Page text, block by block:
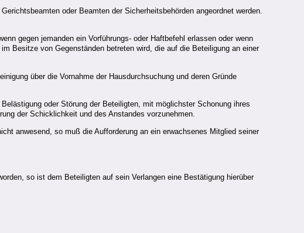
oder Beamten der Sicherheitsbehörden angeordnet werden.
gegen jemanden ein Vorführungs- oder Haftbefehl erlassen oder wenn
Besitze von Gegenständen betreten wird, die auf die Beteiligung an einer
über die Vornahme der Hausdurchsuchung und deren Gründe
oder Störung der Beteiligten, mit möglichster Schonung ihres
der Schicklichkeit und des Anstandes vorzunehmen.
anwesend, so muß die Aufforderung an ein erwachsenes Mitglied seiner
so ist dem Beteiligten auf sein Verlangen eine Bestätigung hierüber